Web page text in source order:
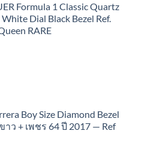
Formula 1 Classic Quartz
Dial Black Bezel Ref.
RARE
Boy Size Diamond Bezel
ว + เพชร 64 ปี 2017 — Ref